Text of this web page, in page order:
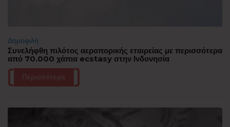
Δημοφιλή
Συνελήφθη πιλότος αεροπορικής εταιρείας με περισσότερα
από 70.000 χάπια ecstasy στην Ινδονησία
Περισσότερα